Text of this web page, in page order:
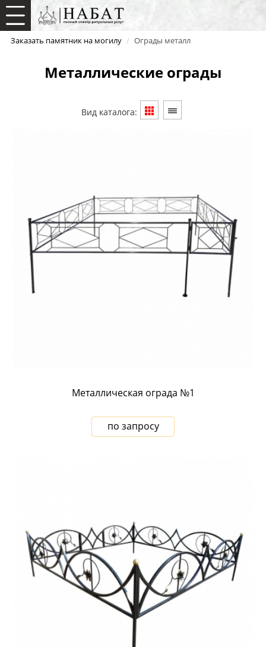
Заказать памятник на могилу / Ограды металл
Металлические ограды
Вид каталога:
Металлическая ограда №1
по запросу